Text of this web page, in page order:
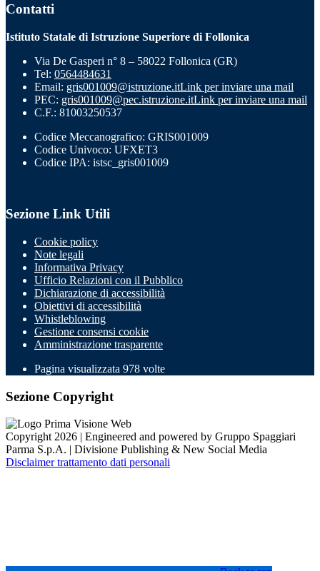
Contatti
Istituto Statale di Istruzione Superiore di Follonica
Via De Gasperi n° 8 – 58022 Follonica (GR)
Tel: 0564484631
Email: gris001009@istruzione.itLink per inviare una mail
PEC: gris001009@pec.istruzione.itLink per inviare una mail
C.F.: 81003250537
Codice Meccanografico: GRIS001009
Codice Univoco: UFXET3
Codice IPA: istsc_gris001009
Sezione Link Utili
Cookie policy
Note legali
Informativa Privacy
Ufficio Relazioni con il Pubblico
Dichiarazione di accessibilità
Obiettivi di accessibilità
Whistleblowing
Gestione consensi cookie
Amministrazione trasparente
Pagina visualizzata 978 volte
Sezione Copyright
Copyright 2026 | Engineered and powered by Gruppo Spaggiari
Parma S.p.A. | Divisione Publishing & New Social Media
Disclaimer trattamento dati personali